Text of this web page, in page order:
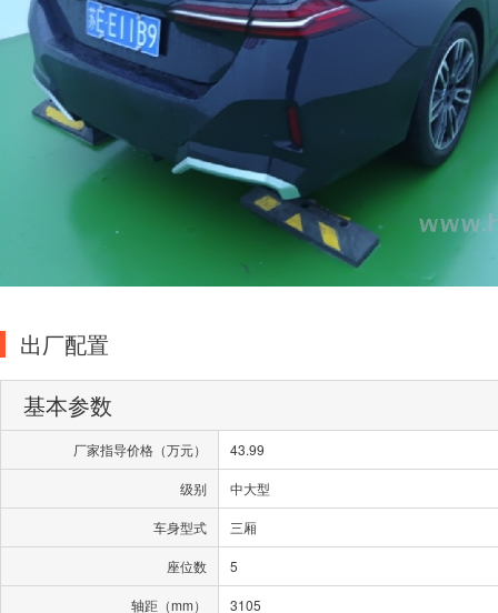
出厂配置
基本参数
厂家指导价格（万元） 43.99
级别 中大型
车身型式 三厢
座位数 5
轴距（mm） 3105